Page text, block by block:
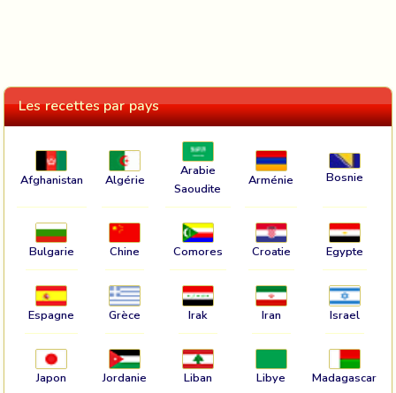
Les recettes par pays
Afghanistan Algérie
Arabie
Saoudite
Arménie Bosnie
Bulgarie Chine Comores Croatie Egypte
Espagne Grèce Irak Iran Israel
Japon Jordanie Liban Libye Madagascar